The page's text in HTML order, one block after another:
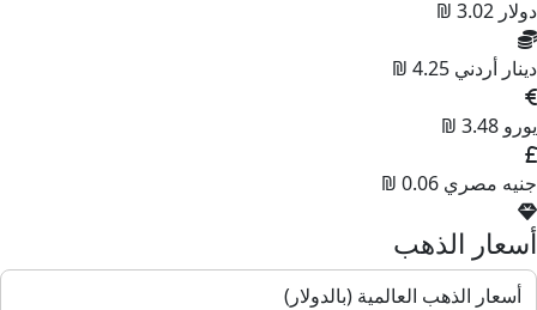
دولار 3.02 ₪
دينار أردني 4.25 ₪
يورو 3.48 ₪
جنيه مصري 0.06 ₪
أسعار الذهب
أسعار الذهب العالمية (بالدولار)